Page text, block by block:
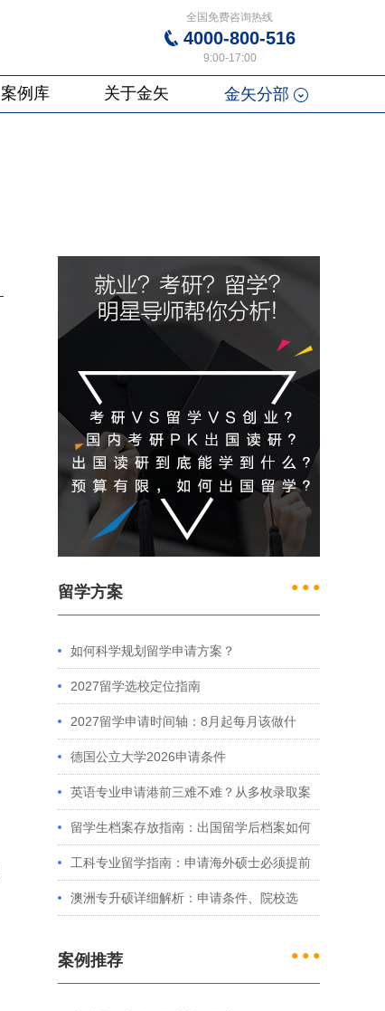
全国免费咨询热线
4000-800-516
9:00-17:00
案例库 关于金矢 金矢分部
留学方案 ● ● ●
如何科学规划留学申请方案？
2027留学选校定位指南
2027留学申请时间轴：8月起每月该做什
么？英、美、澳、港申请全攻略
德国公立大学2026申请条件
英语专业申请港前三难不难？从多枚录取案
例看港大、港中文申请要求
留学生档案存放指南：出国留学后档案如何
处理？留学服务中心常见问题解答
工科专业留学指南：申请海外硕士必须提前
准备的4件事
澳洲专升硕详细解析：申请条件、院校选
案例推荐 ● ● ●